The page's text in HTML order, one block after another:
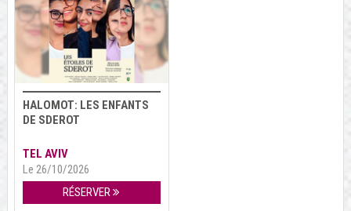
HALOMOT: LES ENFANTS
DE SDEROT
TEL AVIV
Le 26/10/2026
RÉSERVER